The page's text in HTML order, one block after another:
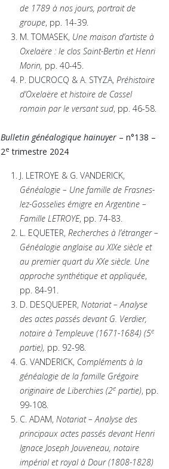
de 1789 à nos jours, portrait de
groupe, pp. 14-39.
M. TOMASEK, Une maison d’artiste à
Oxelaëre : le clos Saint-Bertin et Henri
Morin, pp. 40-45.
P. DUCROCQ & A. STYZA, Préhistoire
d’Oxelaëre et histoire de Cassel
romain par le versant sud, pp. 46-58.
Bulletin généalogique hainuyer – n°138 –
2e trimestre 2024
J. LETROYE & G. VANDERICK,
Généalogie – Une famille de Frasnes-
lez-Gosselies émigre en Argentine –
Famille LETROYE, pp. 74-83.
L. EQUETER, Recherches à l’étranger –
Généalogie anglaise au XIXe siècle et
au premier quart du XXe siècle. Une
approche synthétique et appliquée,
pp. 84-91.
D. DESQUEPER, Notariat – Analyse
des actes passés devant G. Verdier,
notaire à Templeuve (1671-1684) (5e
partie), pp. 92-98.
G. VANDERICK, Compléments à la
généalogie de la famille Grégoire
originaire de Liberchies (2e partie), pp.
99-108.
C. ADAM, Notariat – Analyse des
principaux actes passés devant Henri
Ignace Joseph Jouveneau, notaire
impérial et royal à Dour (1808-1828)